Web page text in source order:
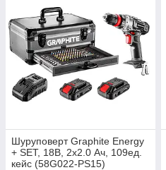
Шуруповерт Graphite Energy
+ SET, 18В, 2х2.0 Ач, 109ед.
кейс (58G022-PS15)